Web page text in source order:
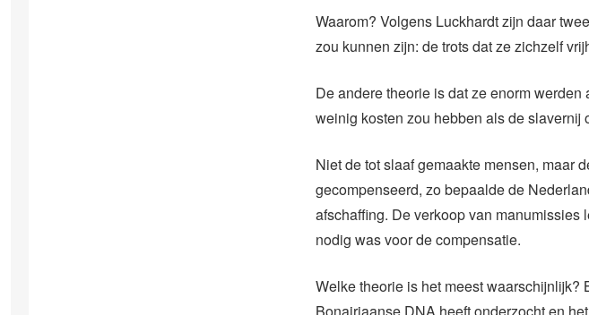
Waarom? Volgens Luckhardt zijn daar
zou kunnen zijn: de trots dat ze zichzelf
De andere theorie is dat ze enorm
weinig kosten zou hebben als de
Niet de tot slaaf gemaakte mensen, maar
gecompenseerd, zo bepaalde de
afschaffing. De verkoop van
nodig was voor de compensatie.
Welke theorie is het meest